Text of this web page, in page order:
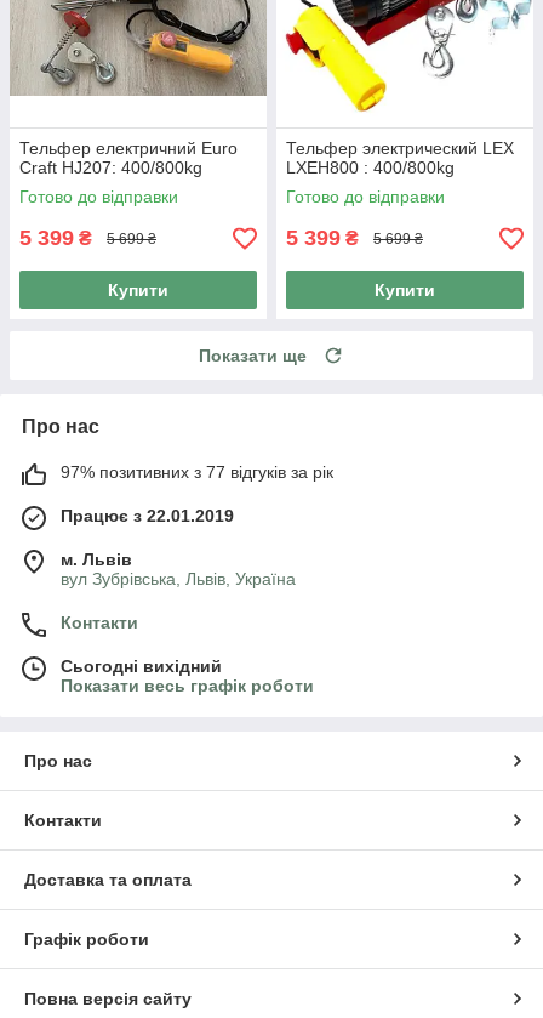
Тельфер електричний Euro
Craft HJ207: 400/800kg
Готово до відправки
5 399 ₴ 5 699 ₴
Купити
Тельфер электрический LEX
LXEH800 : 400/800kg
Готово до відправки
5 399 ₴ 5 699 ₴
Купити
Показати ще
Про нас
97% позитивних з 77 відгуків за рік
Працює з 22.01.2019
м. Львів
вул Зубрівська, Львів, Україна
Контакти
Сьогодні вихідний
Показати весь графік роботи
Про нас
Контакти
Доставка та оплата
Графік роботи
Повна версія сайту